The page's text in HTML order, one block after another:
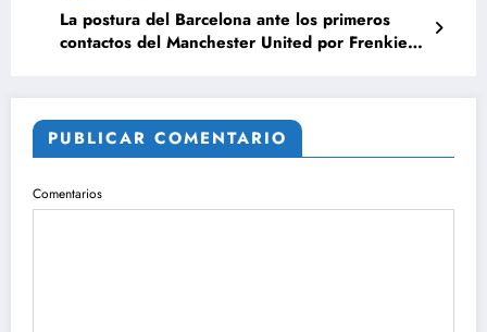
La postura del Barcelona ante los primeros
contactos del Manchester United por Frenkie
PUBLICAR COMENTARIO
Comentarios